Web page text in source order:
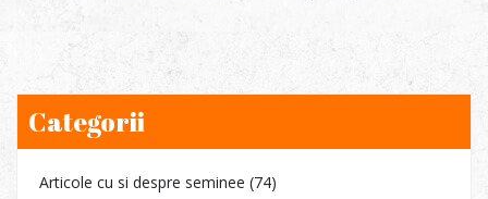
Categorii
Articole cu si despre seminee (74)